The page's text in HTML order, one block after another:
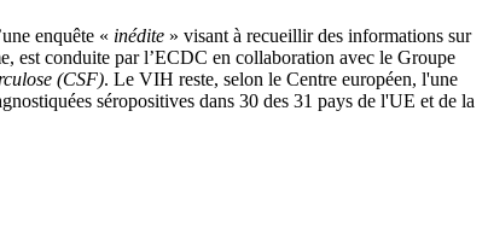
enquête « inédite » visant à recueillir des informations sur
est conduite par l’ECDC en collaboration avec le Groupe
(CSF). Le VIH reste, selon le Centre européen, l'une
séropositives dans 30 des 31 pays de l'UE et de la